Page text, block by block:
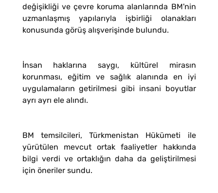
değişikliği ve çevre koruma alanlarında BM'nin
uzmanlaşmış yapılarıyla işbirliği olanakları
konusunda görüş alışverişinde bulundu.
İnsan haklarına saygı, kültürel mirasın
korunması, eğitim ve sağlık alanında en iyi
uygulamaların getirilmesi gibi insani boyutlar
ayrı ayrı ele alındı.
BM temsilcileri, Türkmenistan Hükümeti ile
yürütülen mevcut ortak faaliyetler hakkında
bilgi verdi ve ortaklığın daha da geliştirilmesi
için öneriler sundu.